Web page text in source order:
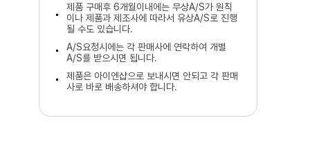
제품 구매후 6개월이내에는 무상A/S가 원칙
이나 제품과 제조사에 따라서 유상A/S로 진행
될 수도 있습니다.
A/S요청시에는 각 판매사에 연락하여 개별
A/S를 받으시면 됩니다.
제품은 아이엔샵으로 보내시면 안되고 각 판매
사로 바로 배송하셔야 합니다.